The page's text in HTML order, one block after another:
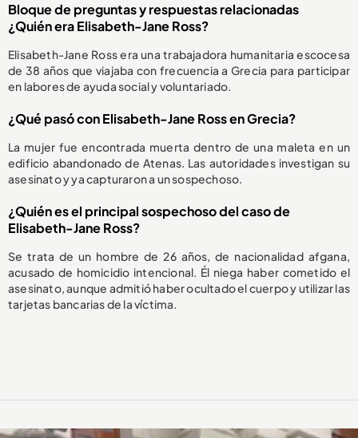
Bloque de preguntas y respuestas relacionadas
¿Quién era Elisabeth-Jane Ross?
Elisabeth-Jane Ross era una trabajadora humanitaria escocesa
de 38 años que viajaba con frecuencia a Grecia para participar
en labores de ayuda social y voluntariado.
¿Qué pasó con Elisabeth-Jane Ross en Grecia?
La mujer fue encontrada muerta dentro de una maleta en un
edificio abandonado de Atenas. Las autoridades investigan su
asesinato y ya capturaron a un sospechoso.
¿Quién es el principal sospechoso del caso de
Elisabeth-Jane Ross?
Se trata de un hombre de 26 años, de nacionalidad afgana,
acusado de homicidio intencional. Él niega haber cometido el
asesinato, aunque admitió haber ocultado el cuerpo y utilizar las
tarjetas bancarias de la víctima.